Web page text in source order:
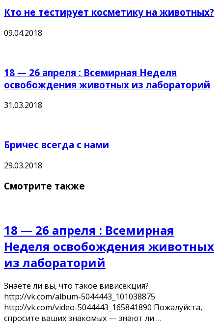
Кто не тестирует косметику на животных?
09.04.2018
18 — 26 апреля : Всемирная Неделя
освобождения животных из лабораторий
31.03.2018
Бричес всегда с нами
29.03.2018
Смотрите также
18 — 26 апреля : Всемирная
Неделя освобождения животных
из лабораторий
Знаете ли вы, что такое вивисекция?
http://vk.com/album-5044443_101038875
http://vk.com/video-5044443_165841890 Пожалуйста,
спросите ваших знакомых — знают ли …